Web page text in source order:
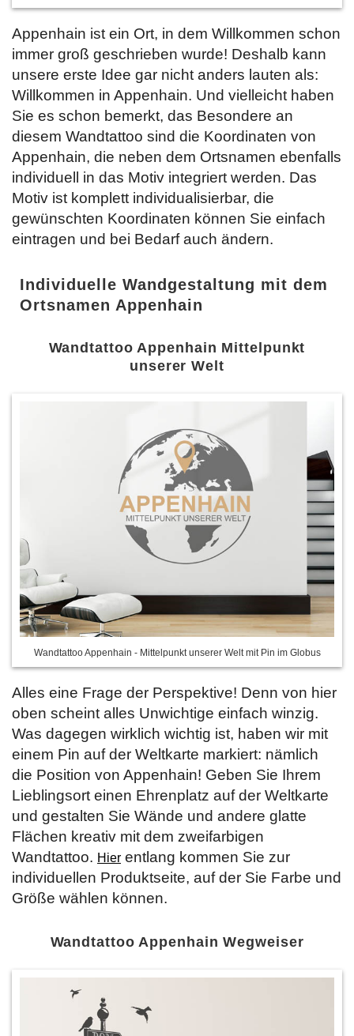
Appenhain ist ein Ort, in dem Willkommen schon
immer groß geschrieben wurde! Deshalb kann
unsere erste Idee gar nicht anders lauten als:
Willkommen in Appenhain. Und vielleicht haben
Sie es schon bemerkt, das Besondere an
diesem Wandtattoo sind die Koordinaten von
Appenhain, die neben dem Ortsnamen ebenfalls
individuell in das Motiv integriert werden. Das
Motiv ist komplett individualisierbar, die
gewünschten Koordinaten können Sie einfach
eintragen und bei Bedarf auch ändern.
Individuelle Wandgestaltung mit dem
Ortsnamen Appenhain
Wandtattoo Appenhain Mittelpunkt
unserer Welt
Wandtattoo Appenhain - Mittelpunkt unserer Welt mit Pin im Globus
Alles eine Frage der Perspektive! Denn von hier
oben scheint alles Unwichtige einfach winzig.
Was dagegen wirklich wichtig ist, haben wir mit
einem Pin auf der Weltkarte markiert: nämlich
die Position von Appenhain! Geben Sie Ihrem
Lieblingsort einen Ehrenplatz auf der Weltkarte
und gestalten Sie Wände und andere glatte
Flächen kreativ mit dem zweifarbigen
Wandtattoo. Hier entlang kommen Sie zur
individuellen Produktseite, auf der Sie Farbe und
Größe wählen können.
Wandtattoo Appenhain Wegweiser